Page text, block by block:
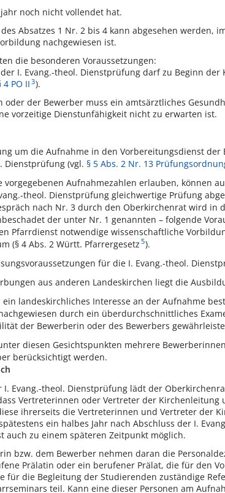
noch nicht vollendet hat.
Absatzes 1 Nr. 2 bis 4 kann abgesehen
nachgewiesen ist.
die besonderen Voraussetzungen:
I. Evang.-theol. Dienstprüfung darf zu Beginn
4 PO II 3).
oder der Bewerber muss ein amtsärztliches
vorzeitige Dienstunfähigkeit nicht zu erwarten ist.
um die Aufnahme in den Vorbereitungsdienst
Dienstprüfung (vgl. § 5 Abs. 2 Nr. 13
vorgegebenen Aufnahmezahlen erlauben, können
theol. Dienstprüfung gleichwertige Prüfung
nach Nr. 3 durch den Oberkirchenrat wird in
der unter Nr. 1 genannten – folgende
Pfarrdienst notwendige wissenschaftliche
(§ 4 Abs. 2 Württ. Pfarrergesetz 5).
für die I. Evang.-theol.
aus anderen Landeskirchen liegt die
ein landeskirchliches Interesse an der Aufnahme
durch ein überdurchschnittliches
der Bewerberin oder des Bewerbers
diesen Gesichtspunkten mehrere
berücksichtigt werden.
I. Evang.-theol. Dienstprüfung lädt der
Vertreterinnen oder Vertreter der
ihrerseits die Vertreterinnen und Vertreter der
ein halbes Jahr nach Abschluss der I.
auch zu einem späteren Zeitpunkt möglich.
bzw. dem Bewerber nehmen daran die
Prälatin oder ein berufener Prälat, die für den
für die Begleitung der Studierenden zuständige
teil. Kann eine dieser Personen am